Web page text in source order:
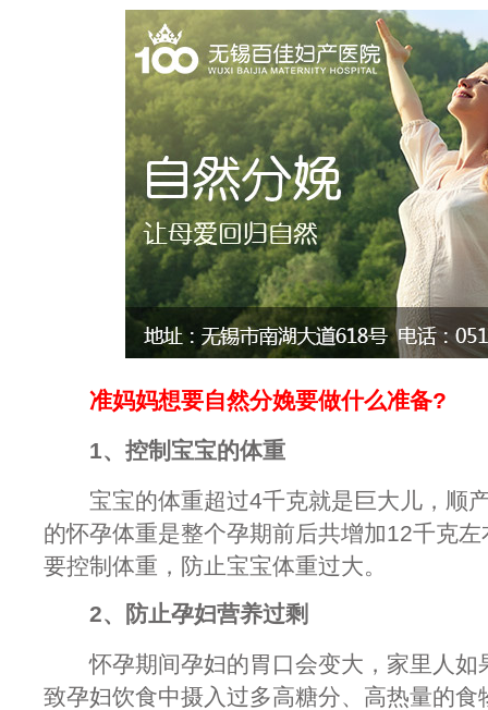
准妈妈想要自然分娩要做什么准备?
1、控制宝宝的体重
宝宝的体重超过4千克就是巨大儿，顺
的怀孕体重是整个孕期前后共增加12千克
要控制体重，防止宝宝体重过大。
2、防止孕妇营养过剩
怀孕期间孕妇的胃口会变大，家里人如
致孕妇饮食中摄入过多高糖分、高热量的食